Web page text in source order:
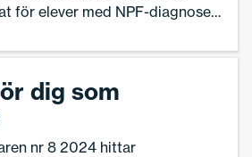
för elever med NPF-diagnoser.
Linnea Lindquist.
dig som
nr 8 2024 hittar